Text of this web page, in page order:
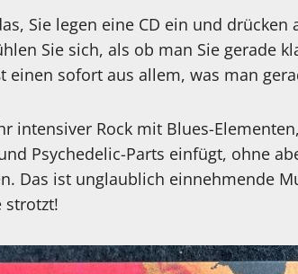
Sie legen eine CD ein und
Sie sich, als ob man Sie gerade
einen sofort aus allem, was man
intensiver Rock mit Blues-
Psychedelic-Parts einfügt, ohne
Das ist unglaublich einnehmende
strotzt!